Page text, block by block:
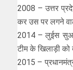
2008 – उत्तर
कर उस पर लगने
2014 – लुईस
टीम के खिलाड़ी
2015 –